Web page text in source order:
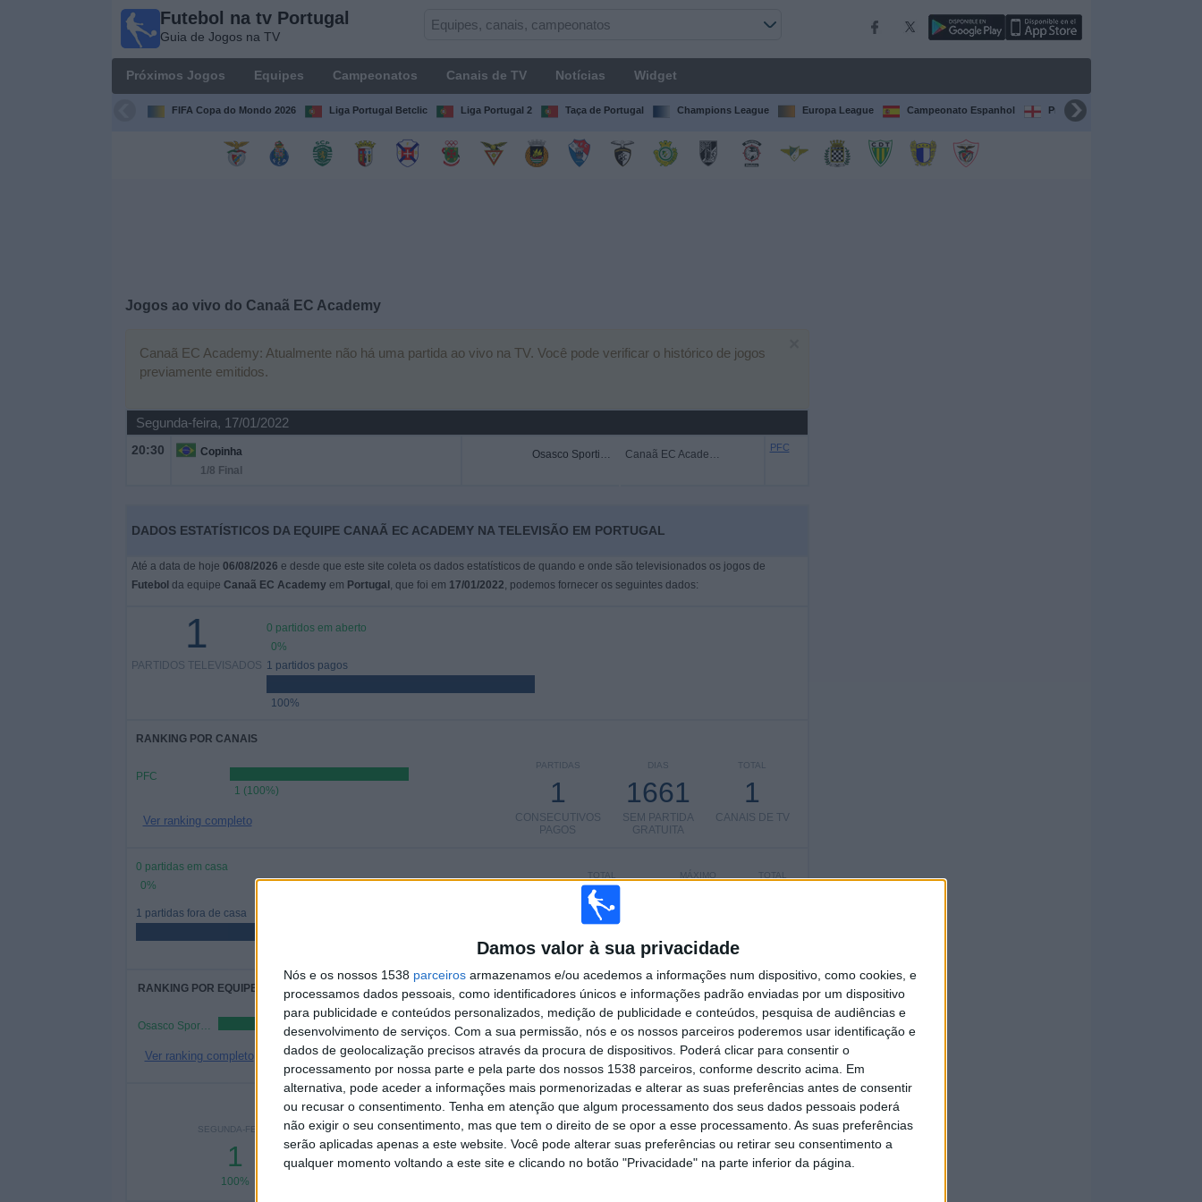
Damos valor à sua privacidade
Nós e os nossos 1538 parceiros armazenamos e/ou acedemos a informações num dispositivo, como cookies, e
processamos dados pessoais, como identificadores únicos e informações padrão enviadas por um dispositivo
para publicidade e conteúdos personalizados, medição de publicidade e conteúdos, pesquisa de audiências e
desenvolvimento de serviços. Com a sua permissão, nós e os nossos parceiros poderemos usar identificação e
dados de geolocalização precisos através da procura de dispositivos. Poderá clicar para consentir o
processamento por nossa parte e pela parte dos nossos 1538 parceiros, conforme descrito acima. Em
alternativa, pode aceder a informações mais pormenorizadas e alterar as suas preferências antes de consentir
ou recusar o consentimento. Tenha em atenção que algum processamento dos seus dados pessoais poderá
não exigir o seu consentimento, mas que tem o direito de se opor a esse processamento. As suas preferências
serão aplicadas apenas a este website. Você pode alterar suas preferências ou retirar seu consentimento a
qualquer momento voltando a este site e clicando no botão "Privacidade" na parte inferior da página.
Futebol na tv Portugal
Guia de Jogos na TV
Próximos Jogos Equipes Campeonatos Canais de TV Notícias Widget
FIFA Copa do Mondo 2026 Liga Portugal Betclic Liga Portugal 2 Taça de Portugal Champions League Europa League Campeonato Espanhol Premier League
Jogos ao vivo do Canaã EC Academy
Canaã EC Academy: Atualmente não há uma partida ao vivo na TV. Você pode verificar o histórico de jogos
previamente emitidos.
Segunda-feira, 17/01/2022
20:30
Copinha
1/8 Final
Osasco Sporting Academy Canaã EC Academy
PFC
DADOS ESTATÍSTICOS DA EQUIPE CANAÃ EC ACADEMY NA TELEVISÃO EM PORTUGAL
Até a data de hoje 06/08/2026 e desde que este site coleta os dados estatísticos de quando e onde são televisionados os jogos de
Futebol da equipe Canaã EC Academyem Portugal , que foi em 17/01/2022, podemos fornecer os seguintes dados:
1
PARTIDOS TELEVISADOS
0 partidos em aberto
0%
1 partidos pagos
100%
RANKING POR CANAIS
PFC
1 (100%)
Ver ranking completo
TOTAL
1
CANAIS DE TV
DIAS
1661
SEM PARTIDA
GRATUITA
PARTIDAS
1
CONSECUTIVOS
PAGOS
0 partidas em casa
0%
1 partidas fora de casa
TOTAL
MÁXIMO
Sporting
Academy
TOTAL
1
COMPETIÇÕES
RANKING POR EQUIPES
Osasco Sporting Academy 1 (100%)
Ver ranking completo
RANKING POR COMPETIÇÕES
1 (100%)
Ver ranking completo
Nº DE PARTIDAS POR DIA DA SEMANA
SEGUNDA-FEIRA
1
100%
TERÇA-FEIRA
-
QUARTA-FEIRA
-
QUINTA-FEIRA
-
SEXTA-FEIRA
-
SÁBADO
-
DOMINGO
-
Portugal
Jogos na TV